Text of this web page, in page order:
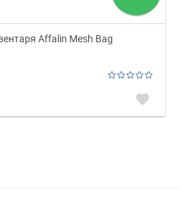
Affalin Mesh Bag
favorite